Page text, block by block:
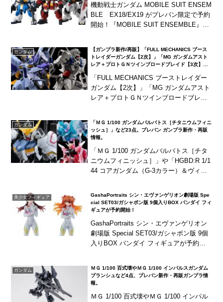
機動戦士ガンダム MOBILE SUIT ENSEM
BLE EX18/EX19 がプレバン限定で予約
開始！『MOBILE SUIT ENSEMBLE』
ガンダム
【ガンプラ新作/再販】「FULL MECHANICS ブース
トレイダーガンダム【2次】」「MG ガンダムアスト
レア＋プロトＧＮツインブロードブレイド【3次】」
「FULL MECHANICS ブーストレイダー
ガンダム【2次】」「MG ガンダムアスト
レア＋プロトＧＮツインブロードブレイ
ガンダム
「ＭＧ 1/100 ガンダムバルバトス［チタニウムフィニ
ッシュ］」など23点。プレバン ガンプラ新作・再販
情報。
「ＭＧ 1/100 ガンダムバルバトス［チタ
ニウムフィニッシュ］」や「HGBD:R 1/1
44 コアガンダム（G-3カラー）＆ヴィー
美少女フィギュア
GashaPortraits シン・エヴァンゲリオン劇場版 Spe
cial SET03/ガシャポン版 9個入りBOX バンダイ フィ
ギュアが予約開始！
GashaPortraits シン・エヴァンゲリオン
劇場版 Special SET03/ガシャポン版 9個
入りBOX バンダイ フィギュアが予約開
ガンダム
ＭＧ 1/100 百式壊やＭＧ 1/100 インパルスガンダム
ブランシュなど4点、プレバン新作・再販ガンプラ情
報。
ＭＧ 1/100 百式壊やＭＧ 1/100 インパル